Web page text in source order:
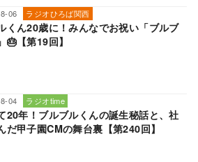
06 ラジオひろば関西
くん20歳に！みんなでお祝い「ブルブ
🎂【第19回】
04 ラジオtime
20年！ブルブルくんの誕生秘話と、社
だ甲子園CMの舞台裏【第240回】